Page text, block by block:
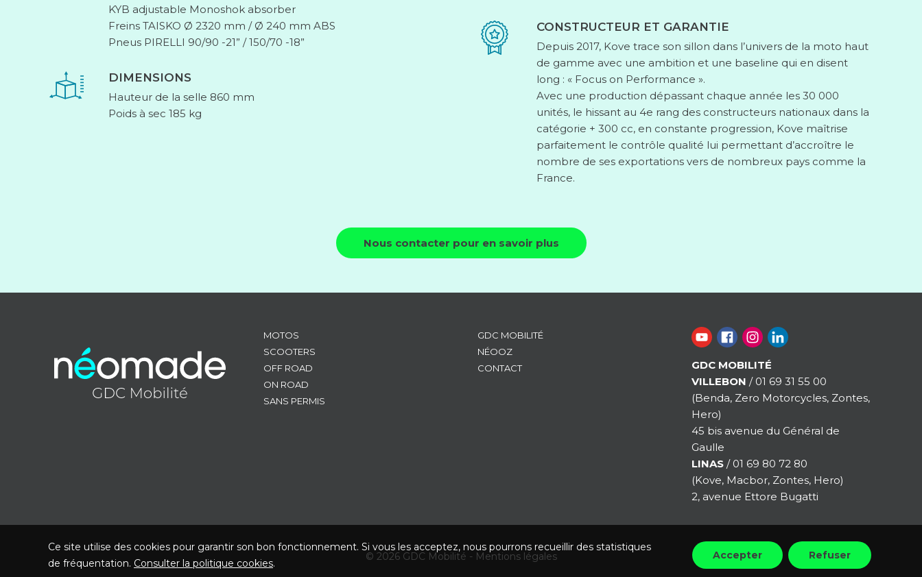
KYB adjustable Monoshok absorber
Freins TAISKO Ø 2320 mm / Ø 240 mm ABS
Pneus PIRELLI 90/90 -21” / 150/70 -18”
DIMENSIONS
Hauteur de la selle 860 mm
Poids à sec 185 kg
CONSTRUCTEUR ET GARANTIE
Depuis 2017, Kove trace son sillon dans l’univers de la moto haut
de gamme avec une ambition et une baseline qui en disent
long : « Focus on Performance ».
Avec une production dépassant chaque année les 30 000
unités, le hissant au 4e rang des constructeurs nationaux dans la
catégorie + 300 cc, en constante progression, Kove maîtrise
parfaitement le contrôle qualité lui permettant d’accroître le
nombre de ses exportations vers de nombreux pays comme la
France.
Nous contacter pour en savoir plus
MOTOS
SCOOTERS
OFF ROAD
ON ROAD
SANS PERMIS
GDC MOBILITÉ
NÉOOZ
CONTACT
GDC MOBILITÉ
VILLEBON / 01 69 31 55 00
(Benda, Zero Motorcycles, Zontes,
Hero)
45 bis avenue du Général de
Gaulle
LINAS / 01 69 80 72 80
(Kove, Macbor, Zontes, Hero)
2, avenue Ettore Bugatti
© 2026 GDC Mobilité - Mentions légales
Ce site utilise des cookies pour garantir son bon fonctionnement. Si vous les acceptez, nous pourrons recueillir des statistiques
de fréquentation. Consulter la politique cookies.
Accepter Refuser